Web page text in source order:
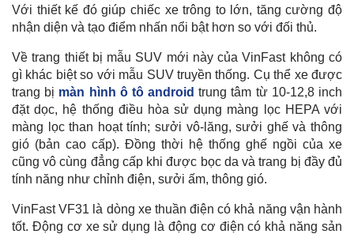
Với thiết kế đó giúp chiếc xe trông to lớn, tăng cường độ
nhận diện và tạo điểm nhấn nổi bật hơn so với đối thủ.
Về trang thiết bị mẫu SUV mới này của VinFast không có
gì khác biệt so với mẫu SUV truyền thống. Cụ thể xe được
trang bị màn hình ô tô android trung tâm từ 10-12,8 inch
đặt dọc, hệ thống điều hòa sử dụng màng lọc HEPA với
màng lọc than hoạt tính; sưởi vô-lăng, sưởi ghế và thông
gió (bản cao cấp). Đồng thời hệ thống ghế ngồi của xe
cũng vô cùng đẳng cấp khi được bọc da và trang bị đầy đủ
tính năng như chỉnh điện, sưởi ấm, thông gió.
VinFast VF31 là dòng xe thuần điện có khả năng vận hành
tốt. Động cơ xe sử dụng là động cơ điện có khả năng sản